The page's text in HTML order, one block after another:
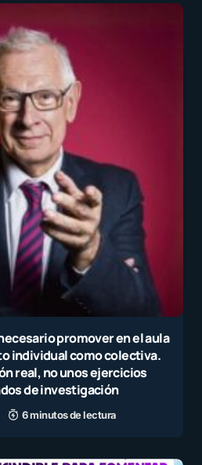
promover en el aula
individual como colectiva.
real, no unos ejercicios
de investigación
6 minutos de lectura